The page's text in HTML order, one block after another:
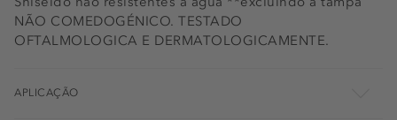
NÃO COMEDOGÉNICO. TESTADO
OFTALMOLOGICA E DERMATOLOGICAMENTE.
APLICAÇÃO